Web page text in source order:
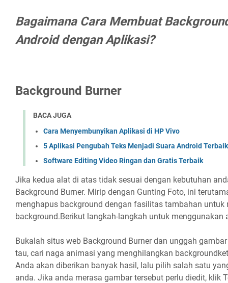
Bagaimana Cara Membuat
Android dengan Aplikasi?
Background Burner
BACA JUGA
Cara Menyembunyikan Aplikasi di HP Vivo
5 Aplikasi Pengubah Teks Menjadi Suara Android
Software Editing Video Ringan dan Gratis Terbaik
Jika kedua alat di atas tidak sesuai dengan kebutuhan
Background Burner. Mirip dengan Gunting Foto, ini
menghapus background dengan fasilitas tambahan untuk
background.Berikut langkah-langkah untuk menggunakan
Bukalah situs web Background Burner dan unggah
tau, cari naga animasi yang menghilangkan
Anda akan diberikan banyak hasil, lalu pilih salah satu
anda. Jika anda merasa gambar tersebut perlu diedit, klik